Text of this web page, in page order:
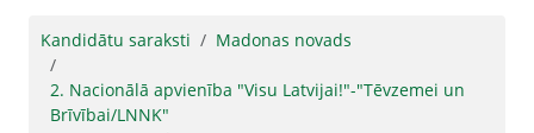
Kandidātu saraksti Madonas novads
2. Nacionālā apvienība "Visu Latvijai!"-"Tēvzemei un
Brīvībai/LNNK"